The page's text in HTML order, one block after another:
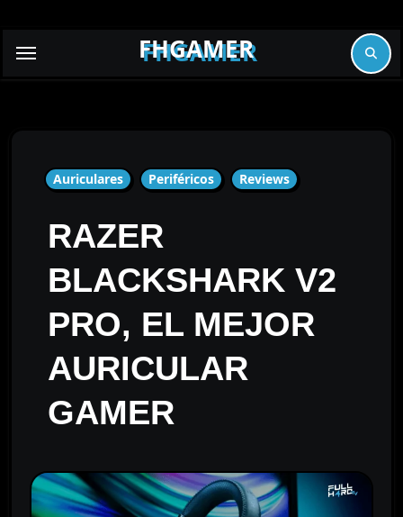
FHGAMER
Auriculares Periféricos Reviews
RAZER
BLACKSHARK V2
PRO, EL MEJOR
AURICULAR
GAMER